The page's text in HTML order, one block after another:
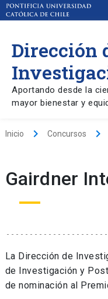
Dirección
Aportando desde la
mayor bienestar y
Inicio keyboard_arrow_right Concursos keyboard_arrow_right
Gairdner
La Dirección de
de Investigación y
de nominación al